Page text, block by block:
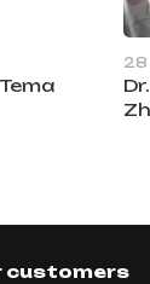
28
customers